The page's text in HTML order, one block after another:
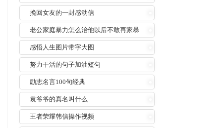
挽回女友的一封感动信
老公家庭暴力怎么治他以后不敢再家暴
感悟人生图片带字大图
努力干活的句子加油短句
励志名言100句经典
袁爷爷的真名叫什么
王者荣耀韩信操作视频